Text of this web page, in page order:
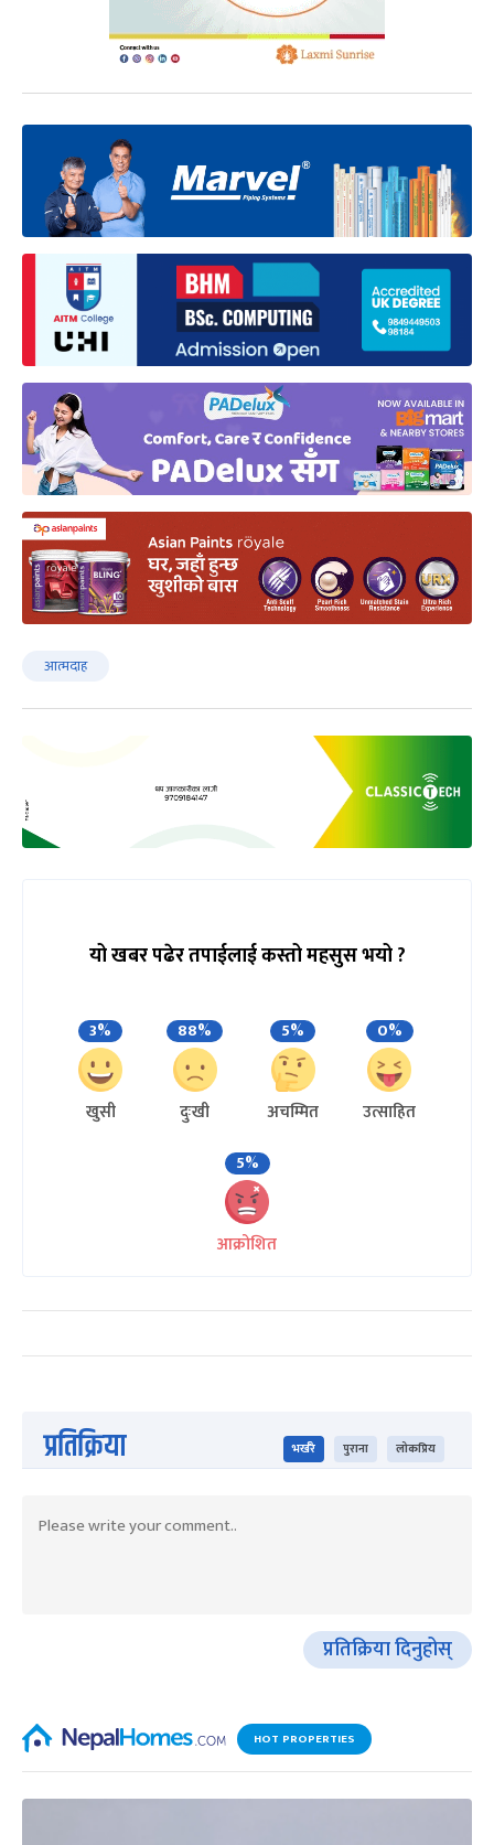
आत्मदाह
यो खबर पढेर तपाईलाई कस्तो महसुस भयो ?
3%
खुसी
88%
दुःखी
5%
अचम्मित
0%
उत्साहित
5%
आक्रोशित
प्रतिक्रिया भर्खरै पुराना लोकप्रिय
प्रतिक्रिया दिनुहोस्
HOT PROPERTIES